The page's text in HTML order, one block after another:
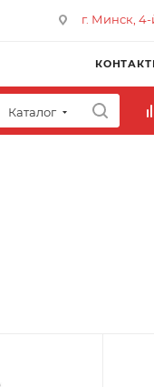
г. Минск,
Каталог